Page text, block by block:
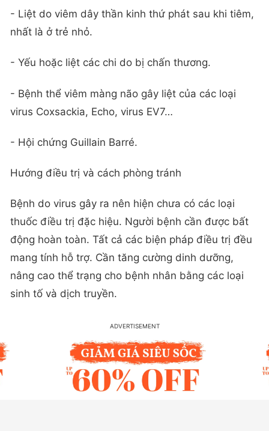
- Liệt do viêm dây thần kinh thứ phát sau khi tiêm,
nhất là ở trẻ nhỏ.
- Yếu hoặc liệt các chi do bị chấn thương.
- Bệnh thể viêm màng não gây liệt của các loại
virus Coxsackia, Echo, virus EV7…
- Hội chứng Guillain Barré.
Hướng điều trị và cách phòng tránh
Bệnh do virus gây ra nên hiện chưa có các loại
thuốc điều trị đặc hiệu. Người bệnh cần được bất
động hoàn toàn. Tất cả các biện pháp điều trị đều
mang tính hỗ trợ. Cần tăng cường dinh dưỡng,
nâng cao thể trạng cho bệnh nhân bằng các loại
sinh tố và dịch truyền.